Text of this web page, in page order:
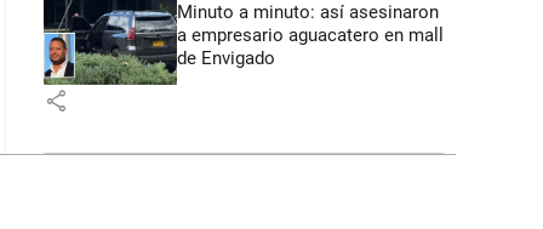
Minuto a minuto: así asesinaron
a empresario aguacatero en mall
de Envigado
share